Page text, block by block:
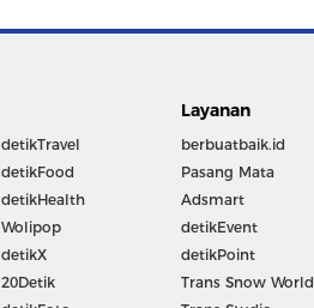
detikTravel
detikFood
detikHealth
Wolipop
detikX
20Detik
Layanan
berbuatbaik.id
Pasang Mata
Adsmart
detikEvent
detikPoint
Trans Snow World